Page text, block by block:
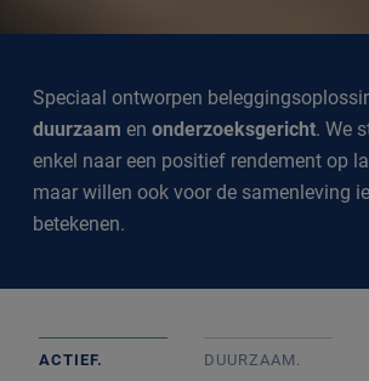
Speciaal ontworpen
duurzaam en onderzoeksgericht. We
enkel naar een positief rendement op
maar willen ook voor de samenleving
betekenen.
ACTIEF. DUURZAAM.